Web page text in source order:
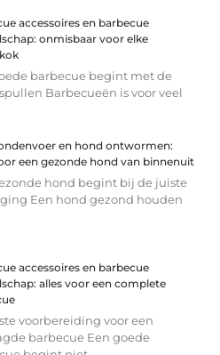
accessoires en barbecue
onmisbaar voor elke
barbecue begint met de
Barbecueën is voor veel
en hond ontwormen:
een gezonde hond van binnenuit
hond begint bij de juiste
Een hond gezond houden
accessoires en barbecue
alles voor een complete
voorbereiding voor een
barbecue Een goede